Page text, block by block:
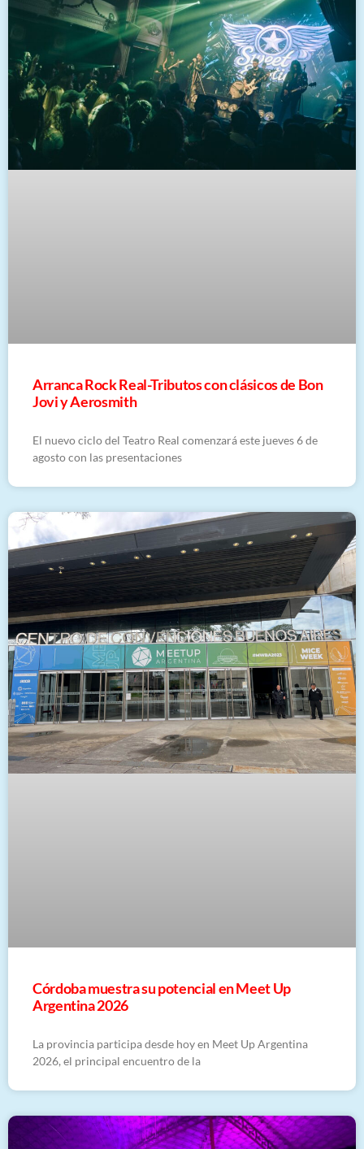
Arranca Rock Real-Tributos con clásicos de Bon
Jovi y Aerosmith
El nuevo ciclo del Teatro Real comenzará este jueves 6 de
agosto con las presentaciones
Córdoba muestra su potencial en Meet Up
Argentina 2026
La provincia participa desde hoy en Meet Up Argentina
2026, el principal encuentro de la